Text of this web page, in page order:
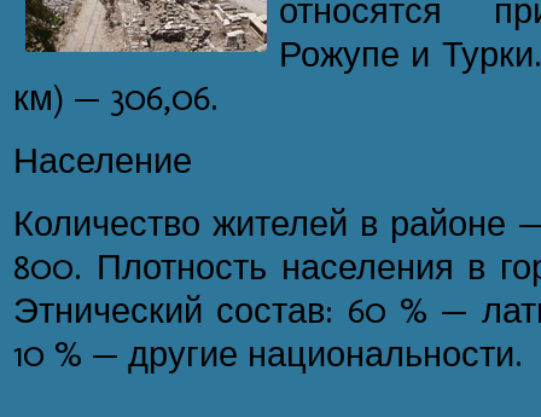
относятся
Рожупе и
км) — 306,06.
Население
Количество жителей в районе
800. Плотность населения в
Этнический состав: 60 % —
10 % — другие национальности.